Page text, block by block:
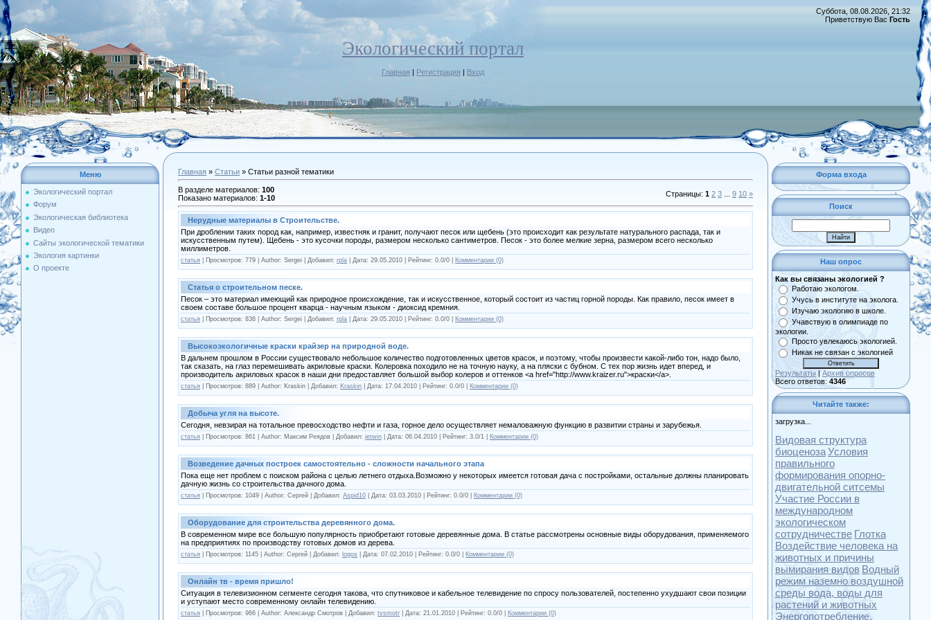
Экологический портал
Главная | Регистрация | Вход
Суббота, 08.08.2026, 21:32
Приветствую Вас Гость
Меню
Экологический портал
Форум
Экологическая библиотека
Видео
Сайты экологической тематики
Экология картинки
О проекте
Главная » Статьи » Статьи разной тематики
В разделе материалов: 100
Показано материалов: 1-10 Страницы: 1 2 3 9 10 »
Нерудные материалы в Строительстве.
При дроблении таких пород как, например, известняк и гранит, получают песок или щебень (это происходит как результате натурального распада, так и
искусственным путем). Щебень - это кусочки породы, размером несколько сантиметров. Песок - это более мелкие зерна, размером всего несколько
миллиметров.
статья | Просмотров: 779 | Author: Sergei | Добавил: rpla | Дата: 29.05.2010 | Рейтинг: 0.0/0 | Комментарии (0)
Статья о строительном песке.
Песок – это материал имеющий как природное происхождение, так и искусственное, который состоит из частиц горной породы. Как правило, песок имеет в
своем составе большое процент кварца - научным языком - диоксид кремния.
статья | Просмотров: 836 | Author: Sergei | Добавил: rpla | Дата: 29.05.2010 | Рейтинг: 0.0/0 | Комментарии (0)
Высокоэкологичные краски крайзер на природной воде.
В дальнем прошлом в России существовало небольшое количество подготовленных цветов красок, и поэтому, чтобы произвести какой-либо тон, надо было,
так сказать, на глаз перемешивать акриловые краски. Колеровка походило не на точную науку, а на пляски с бубном. С тех пор жизнь идет вперед, и
производитель акриловых красок в наши дни предоставляет большой выбор колеров и оттенков <a href="http://www.kraizer.ru">краски</a>.
статья | Просмотров: 889 | Author: Kraskin | Добавил: Kraskin | Дата: 17.04.2010 | Рейтинг: 0.0/0 | Комментарии (0)
Добыча угля на высоте.
Сегодня, невзирая на тотальное превосходство нефти и газа, горное дело осуществляет немаловажную функцию в развитии страны и зарубежья.
статья | Просмотров: 861 | Author: Максим Реядов | Добавил: jetwin | Дата: 06.04.2010 | Рейтинг: 3.0/1 | Комментарии (0)
Возведение дачных построек самостоятельно - сложности начального этапа
Пока еще нет проблем с поиском района с целью летнего отдыха.Возможно у некоторых имеется готовая дача с постройками, остальные должны планировать
дачную жизнь со строительства дачного дома.
статья | Просмотров: 1049 | Author: Сергей | Добавил: Aspid10 | Дата: 03.03.2010 | Рейтинг: 0.0/0 | Комментарии (0)
Оборудование для строительства деревянного дома.
В современном мире все большую популярность приобретают готовые деревянные дома. В статье рассмотрены основные виды оборудования, применяемого
на предприятиях по производству готовых домов из дерева.
статья | Просмотров: 1145 | Author: Сергей | Добавил: logos | Дата: 07.02.2010 | Рейтинг: 0.0/0 | Комментарии (0)
Онлайн тв - время пришло!
Ситуация в телевизионном сегменте сегодня такова, что спутниковое и кабельное телевидение по спросу пользователей, постепенно ухудшают свои позиции
и уступают место современному онлайн телевидению.
статья | Просмотров: 966 | Author: Александр Смотров | Добавил: tvsmotr | Дата: 21.01.2010 | Рейтинг: 0.0/0 | Комментарии (0)
Форма входа
Поиск
Наш опрос
Как вы связаны экологией ?
Работаю экологом.
Учусь в институте на эколога.
Изучаю экологию в школе.
Учавствую в олимпиаде по
экологии.
Просто увлекаюсь экологией.
Никак не связан с экологией
Результаты | Архив опросов
Всего ответов: 4346
Читайте также:
загрузка...
Видовая структура
биоценозаУсловия
правильного
формирования опорно-
двигательной ситсемы
Участие России в
международном
экологическом
сотрудничестве Глотка
Воздействие человека на
животных и причины
вымирания видов Водный
режим наземно воздушной
среды вода, воды для
растений и животных
Энергопотребление,